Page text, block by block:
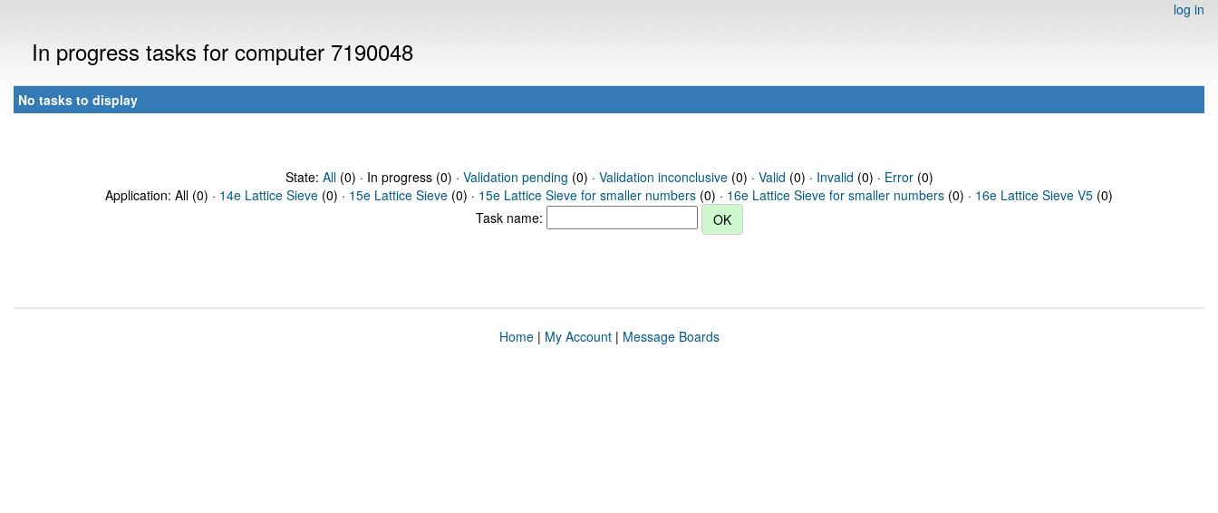
log in
In progress tasks for computer 7190048
No tasks to display
State: All(0) · In progress (0) · Validation pending (0) · Validation inconclusive(0) · Valid (0) · Invalid (0) · Error(0)
Application: All (0) · 14e Lattice Sieve (0) · 15e Lattice Sieve (0) · 15e Lattice Sieve for smaller numbers (0) · 16e Lattice Sieve for smaller numbers (0) · 16e Lattice Sieve V5 (0)
Task name:
Home| My Account| Message Boards